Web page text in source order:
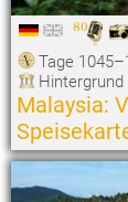
80
Tage
Hintergrund
Malaysia: